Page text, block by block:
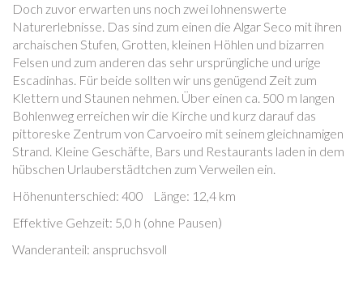
Doch zuvor erwarten uns noch zwei lohnenswerte
Naturerlebnisse. Das sind zum einen die Algar Seco mit ihren
archaischen Stufen, Grotten, kleinen Höhlen und bizarren
Felsen und zum anderen das sehr ursprüngliche und urige
Escadinhas. Für beide sollten wir uns genügend Zeit zum
Klettern und Staunen nehmen. Über einen ca. 500 m langen
Bohlenweg erreichen wir die Kirche und kurz darauf das
pittoreske Zentrum von Carvoeiro mit seinem gleichnamigen
Strand. Kleine Geschäfte, Bars und Restaurants laden in dem
hübschen Urlauberstädtchen zum Verweilen ein.
Höhenunterschied: 400 Länge: 12,4 km
Effektive Gehzeit: 5,0 h (ohne Pausen)
Wanderanteil: anspruchsvoll